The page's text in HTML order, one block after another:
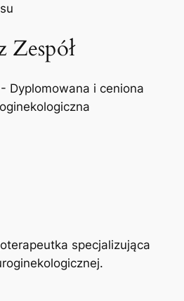
Zespół
specjalizująca